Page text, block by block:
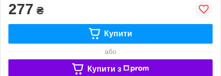
277 ₴
Купити
або
Купити з